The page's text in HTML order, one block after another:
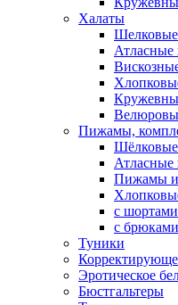
Халаты
Атласные
Пижамы,
Пижамы
с шортами
с брюками
Туники
Эротическое
Бюстгальтеры